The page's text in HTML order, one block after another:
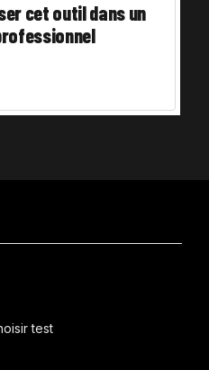
cet outil dans un
test